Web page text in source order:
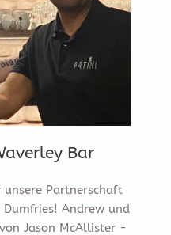
Bar
Partnerschaft
Andrew und
Jason McAllister -